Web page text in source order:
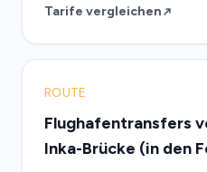
Tarife vergleichen
ROUTE
Flughafentransfers
Inka-Brücke (in den